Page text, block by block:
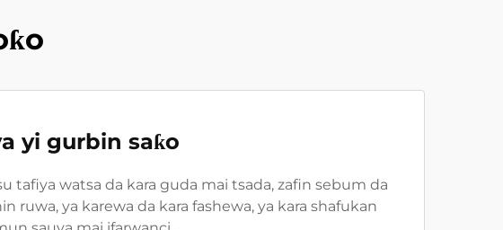
yi gurbin saƙo
tafiya watsa da kara guda mai tsada, zafin sebum da
ruwa, ya karewa da kara fashewa, ya kara shafukan